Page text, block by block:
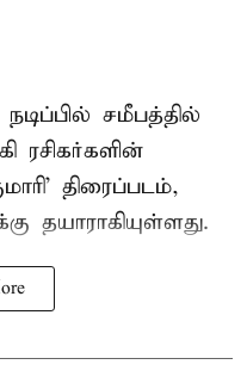
சமீபத்தில்
ரசிகர்களின்
திரைப்படம்,
தயாராகியுள்ளது.